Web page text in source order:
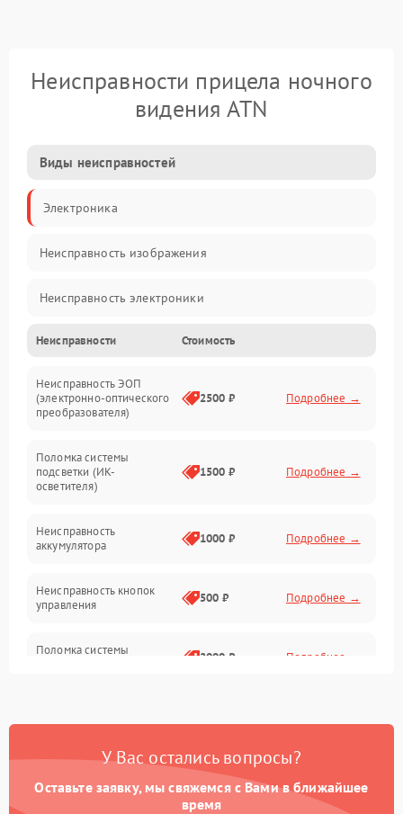
Неисправности прицела ночного
видения ATN
Виды неисправностей
Электроника
Неисправность изображения
Неисправность электроники
Механические повреждения
Неисправность управления
Оптика
Неисправности Стоимость
Неисправность ЭОП
(электронно-оптического
преобразователя)
2500 ₽ Подробнее →
Поломка системы
подсветки (ИК-
осветителя)
1500 ₽ Подробнее →
Неисправность
аккумулятора
1000 ₽ Подробнее →
Неисправность кнопок
управления
500 ₽ Подробнее →
Поломка системы
2000 ₽ Подробнее →
защиты от перегрузок
Неисправность системы
автоматического
отключения
1000 ₽ Подробнее →
У Вас остались вопросы?
Оставьте заявку, мы свяжемся с Вами в ближайшее
время